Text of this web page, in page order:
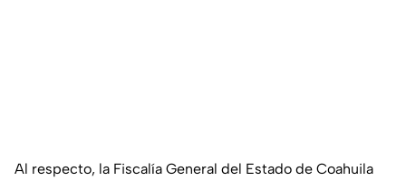
Al respecto, la Fiscalía General del Estado de Coahuila